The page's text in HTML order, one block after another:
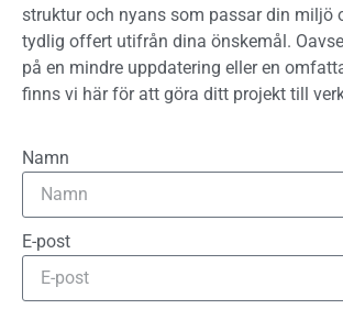
struktur och nyans som passar din miljö
tydlig offert utifrån dina önskemål.
på en mindre uppdatering eller en
finns vi här för att göra ditt projekt till
Namn
E-post